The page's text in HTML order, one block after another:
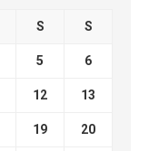
S S
5 6
12 13
19 20